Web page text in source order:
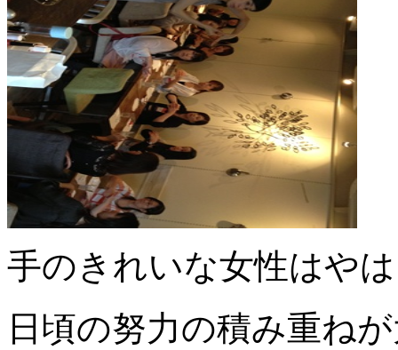
手のきれいな女性はや
日頃の努力の積み重ね